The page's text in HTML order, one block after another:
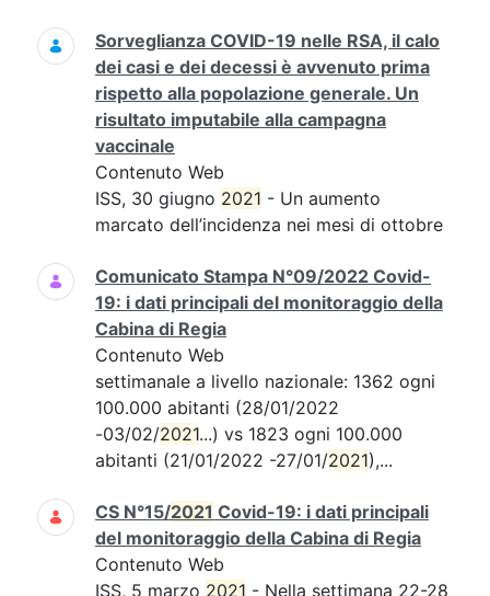
Sorveglianza COVID-19 nelle RSA, il calo
dei casi e dei decessi è avvenuto prima
rispetto alla popolazione generale. Un
risultato imputabile alla campagna
vaccinale
Contenuto Web
ISS, 30 giugno 2021 - Un aumento
marcato dell’incidenza nei mesi di ottobre
Comunicato Stampa N°09/2022 Covid-
19: i dati principali del monitoraggio della
Cabina di Regia
Contenuto Web
settimanale a livello nazionale: 1362 ogni
100.000 abitanti (28/01/2022
-03/02/2021...) vs 1823 ogni 100.000
abitanti (21/01/2022 -27/01/2021),...
CS N°15/2021 Covid-19: i dati principali
del monitoraggio della Cabina di Regia
Contenuto Web
ISS, 5 marzo 2021 - Nella settimana 22-28